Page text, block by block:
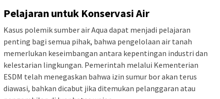
Pelajaran untuk Konservasi Air
Kasus polemik sumber air Aqua dapat menjadi pelajaran
penting bagi semua pihak, bahwa pengelolaan air tanah
memerlukan keseimbangan antara kepentingan industri dan
kelestarian lingkungan. Pemerintah melalui Kementerian
ESDM telah menegaskan bahwa izin sumur bor akan terus
diawasi, bahkan dicabut jika ditemukan pelanggaran atau